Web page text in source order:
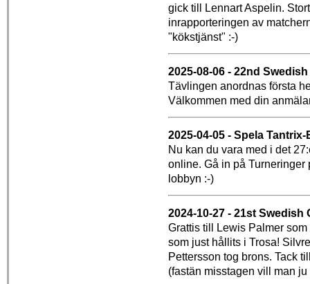
gick till Lennart Aspelin.
inrapporteringen av
"kökstjänst" :-)
2025-08-06 - 22nd
Tävlingen anordnas första
Välkommen med din
2025-04-05 - Spela
Nu kan du vara med i det
online. Gå in på
lobbyn :-)
2024-10-27 - 21st
Grattis till Lewis Palmer
som just hållits i Trosa!
Pettersson tog brons. Tack
(fastän misstagen vill man